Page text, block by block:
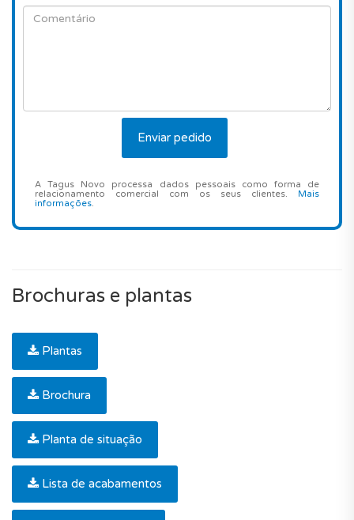
A Tagus Novo processa dados pessoais como forma de
relacionamento comercial com os seus clientes. Mais
informações.
Brochuras e plantas
Plantas
Brochura
Planta de situação
Lista de acabamentos